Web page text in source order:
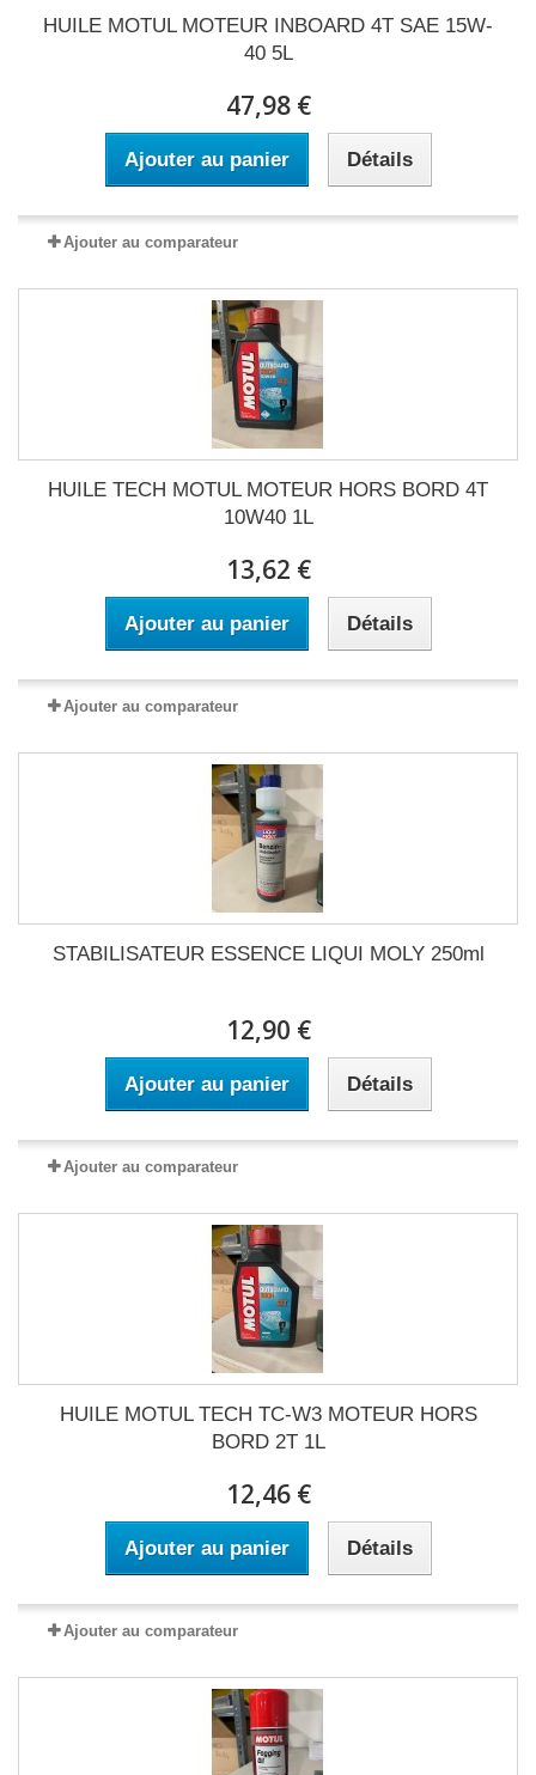
HUILE MOTUL MOTEUR INBOARD 4T SAE 15W-
40 5L
47,98 €
Ajouter au panier Détails
Ajouter au comparateur
HUILE TECH MOTUL MOTEUR HORS BORD 4T
10W40 1L
13,62 €
Ajouter au panier Détails
Ajouter au comparateur
STABILISATEUR ESSENCE LIQUI MOLY 250ml
12,90 €
Ajouter au panier Détails
Ajouter au comparateur
HUILE MOTUL TECH TC-W3 MOTEUR HORS
BORD 2T 1L
12,46 €
Ajouter au panier Détails
Ajouter au comparateur